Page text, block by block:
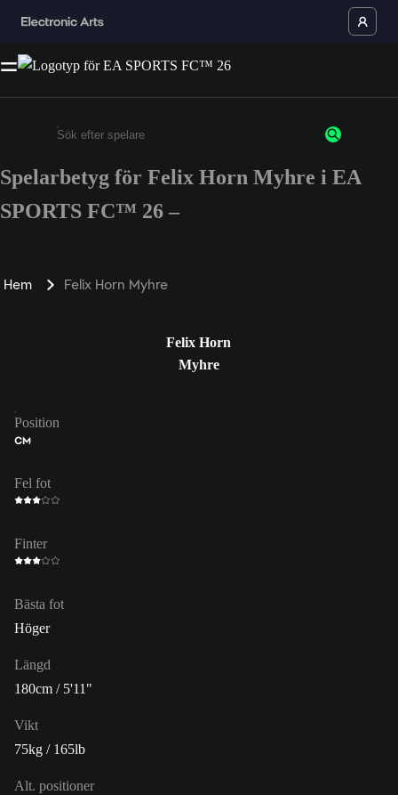
Ange minst 3 tecken eller siffror
Spelarbetyg för Felix Horn Myhre i EA
SPORTS FC™ 26 –
Hem Felix Horn Myhre
Felix Horn
Myhre
Position
CM
Fel fot
Finter
Bästa fot
Höger
Längd
180cm / 5'11"
Vikt
75kg / 165lb
Alt. positioner